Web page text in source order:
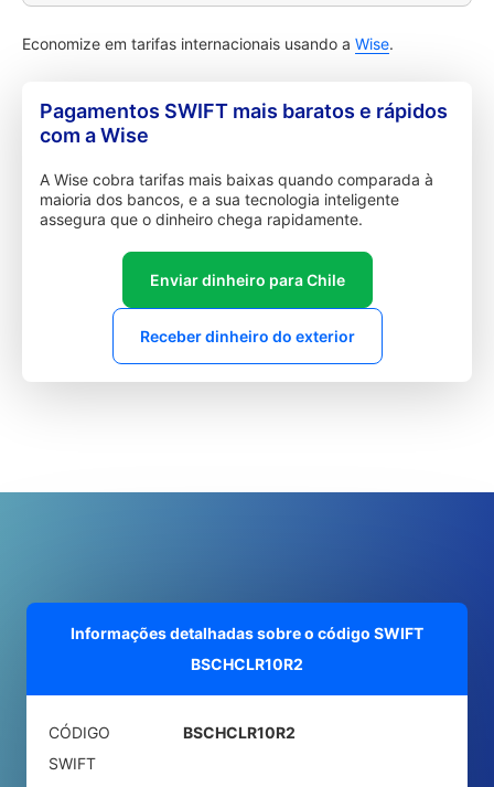
Economize em tarifas internacionais usando a Wise.
Pagamentos SWIFT mais baratos e rápidos
com a Wise
A Wise cobra tarifas mais baixas quando comparada à
maioria dos bancos, e a sua tecnologia inteligente
assegura que o dinheiro chega rapidamente.
Enviar dinheiro para Chile
Receber dinheiro do exterior
Informações detalhadas sobre o código SWIFT
BSCHCLR10R2
CÓDIGO
SWIFT
BSCHCLR10R2